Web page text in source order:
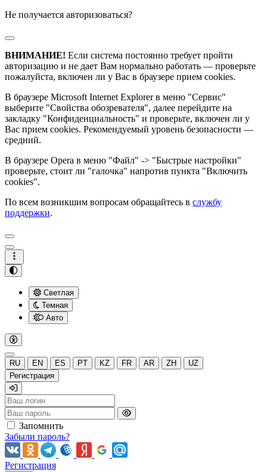
Не получается авторизоваться?
ВНИМАНИЕ! Если система постоянно требует пройти
авторизацию и не дает Вам нормально работать — проверьте
пожалуйста, включен ли у Вас в браузере прием cookies.
В браузере Microsoft Internet Explorer в меню "Сервис"
выберите "Свойства обозревателя", далее перейдите на
закладку "Конфиденциальность" и проверьте, включен ли у
Вас прием cookies. Рекомендуемый уровень безопасности —
средний.
В браузере Opera в меню "Файл" -> "Быстрые настройки"
проверьте, стоит ли "галочка" напротив пункта "Включить
cookies".
По всем возникшим вопросам обращайтесь в службу
поддержки.
Светлая
Темная
Авто
RU EN ES PT KZ FR AR ZH
UZ
Регистрация
Запомнить
Забыли пароль?
Регистрация